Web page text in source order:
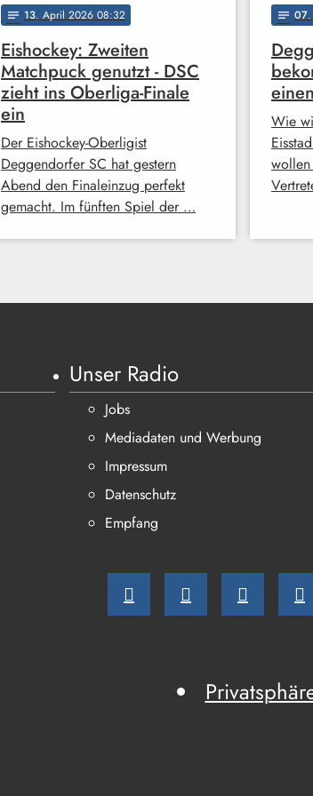
notes 13. April 2026 08:32
Eishockey: Zweiten
Matchpuck genutzt - DSC
zieht ins Oberliga-Finale
ein
Der Eishockey-Oberligist
Deggendorfer SC hat gestern
Abend den Finaleinzug perfekt
gemacht. Im fünften Spiel der …
notes 07
Wie
Unser Radio
Jobs
Mediadaten und Werbung
Impressum
Datenschutz
Empfang